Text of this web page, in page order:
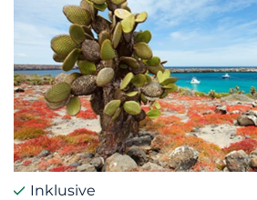
Inklusive